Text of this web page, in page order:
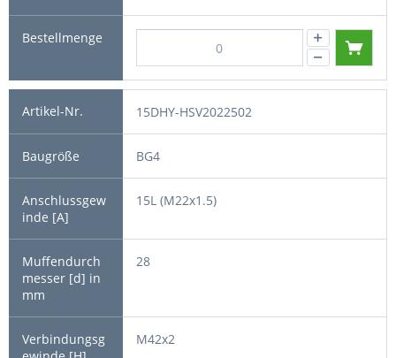
15DHY-HSV2022502
BG4
15L (M22x1.5)
28
M42x2